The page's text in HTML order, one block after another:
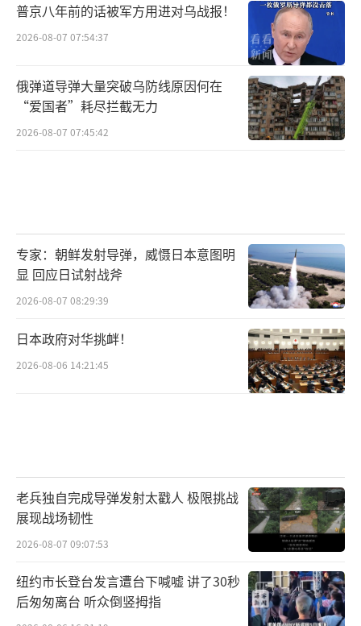
普京八年前的话被军方用进对乌战报！
2026-08-07 07:54:37
俄弹道导弹大量突破乌防线原因何在
“爱国者”耗尽拦截无力
2026-08-07 07:45:42
专家：朝鲜发射导弹，威慑日本意图明
显 回应日试射战斧
2026-08-07 08:29:39
日本政府对华挑衅！
2026-08-06 14:21:45
老兵独自完成导弹发射太戳人 极限挑战
展现战场韧性
2026-08-07 09:07:53
纽约市长登台发言遭台下喊嘘 讲了30秒
后匆匆离台 听众倒竖拇指